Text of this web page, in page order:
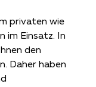
privaten wie
im Einsatz. In
den
Daher haben